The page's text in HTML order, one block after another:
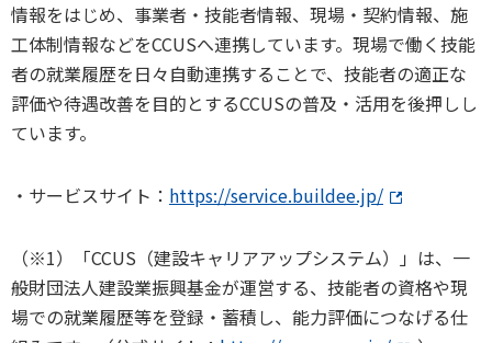
情報をはじめ、事業者・技能者情報、現場・契約情報、施
工体制情報などをCCUSへ連携しています。現場で働く技能
者の就業履歴を日々自動連携することで、技能者の適正な
評価や待遇改善を目的とするCCUSの普及・活用を後押しし
ています。
・サービスサイト： https://service.buildee.jp/
（※1）「CCUS（建設キャリアアップシステム）」は、一
般財団法人建設業振興基金が運営する、技能者の資格や現
場での就業履歴等を登録・蓄積し、能力評価につなげる仕